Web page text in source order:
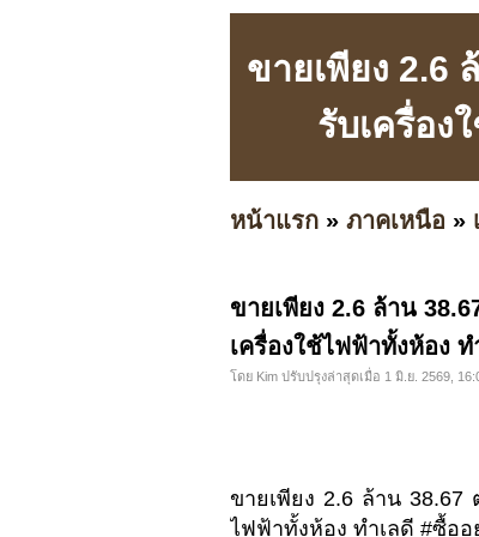
ขายเพียง 2.6
รับเครื่อง
หน้าแรก » ภาคเหนือ »
ขายเพียง 2.6 ล้าน
เครื่องใช้ไฟฟ้าทั้งห้อง
โดย Kim ปรับปรุงล่าสุดเมื่อ 1 มิ.ย. 2569,
ขายเพียง 2.6 ล้าน 38.67
ไฟฟ้าทั้งห้อง ทำเลดี #ซื้อ